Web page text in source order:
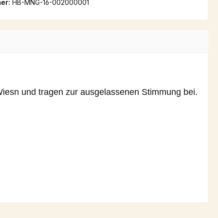
HB-MNG-16-002000001
und tragen zur ausgelassenen Stimmung bei.